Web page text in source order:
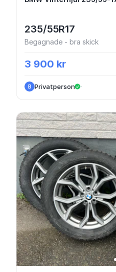
235/55R17
Begagnade - bra skick
3 900 kr
B Privatperson ·